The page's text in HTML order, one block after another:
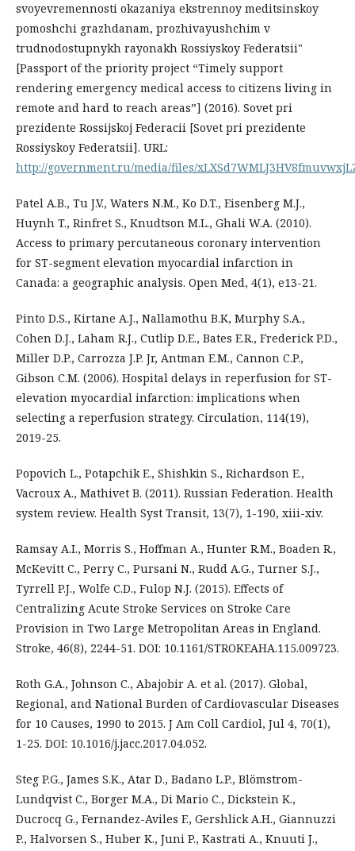
svoyevremennosti okazaniya ekstrennoy meditsinskoy
pomoshchi grazhdanam, prozhivayushchim v
trudnodostupnykh rayonakh Rossiyskoy Federatsii"
[Passport of the priority project “Timely support
rendering emergency medical access to citizens living in
remote and hard to reach areas”] (2016). Sovet pri
prezidente Rossijskoj Federacii [Sovet pri prezidente
Rossiyskoy Federatsii]. URL:
http://government.ru/media/files/
Patel A.B., Tu J.V., Waters N.M., Ko D.T., Eisenberg M.J.,
Huynh T., Rinfret S., Knudtson M.L., Ghali W.A. (2010).
Access to primary percutaneous coronary intervention
for ST-segment elevation myocardial infarction in
Canada: a geographic analysis. Open Med, 4(1), e13-21.
Pinto D.S., Kirtane A.J., Nallamothu B.K, Murphy S.A.,
Cohen D.J., Laham R.J., Cutlip D.E., Bates E.R., Frederick P.D.,
Miller D.P., Carrozza J.P. Jr, Antman E.M., Cannon C.P.,
Gibson C.M. (2006). Hospital delays in reperfusion for ST-
elevation myocardial infarction: implications when
selecting a reperfusion strategy. Circulation, 114(19),
2019-25.
Popovich L., Potapchik E., Shishkin S., Richardson E.,
Vacroux A., Mathivet B. (2011). Russian Federation. Health
system review. Health Syst Transit, 13(7), 1-190, xiii-xiv.
Ramsay A.I., Morris S., Hoffman A., Hunter R.M., Boaden R.,
McKevitt C., Perry C., Pursani N., Rudd A.G., Turner S.J.,
Tyrrell P.J., Wolfe C.D., Fulop N.J. (2015). Effects of
Centralizing Acute Stroke Services on Stroke Care
Provision in Two Large Metropolitan Areas in England.
Stroke, 46(8), 2244-51. DOI: 10.1161/STROKEAHA.115.009723.
Roth G.A., Johnson C., Abajobir A. et al. (2017). Global,
Regional, and National Burden of Cardiovascular Diseases
for 10 Causes, 1990 to 2015. J Am Coll Cardiol, Jul 4, 70(1),
1-25. DOI: 10.1016/j.jacc.2017.04.052.
Steg P.G., James S.K., Atar D., Badano L.P., Blömstrom-
Lundqvist C., Borger M.A., Di Mario C., Dickstein K.,
Ducrocq G., Fernandez-Aviles F., Gershlick A.H., Giannuzzi
P., Halvorsen S., Huber K., Juni P., Kastrati A., Knuuti J.,